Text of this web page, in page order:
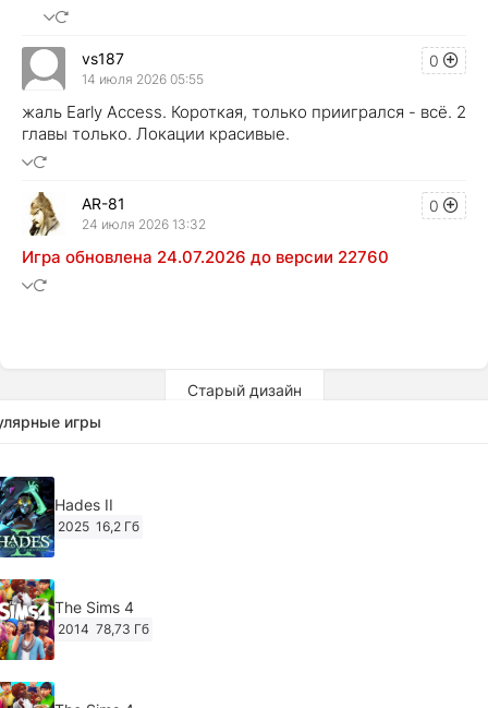
0
vs187
14 июля 2026 05:55
жаль Early Access. Короткая, только приигрался - всё. 2
главы только. Локации красивые.
0
AR-81
24 июля 2026 13:32
Игра обновлена 24.07.2026 до версии 22760
Старый дизайн
игры
Hades II
2025 16,2 Гб
The Sims 4
2014 78,73 Гб